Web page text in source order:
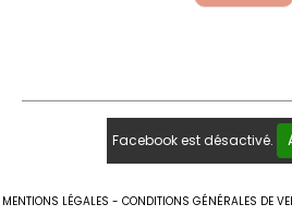
Facebook est désactivé.
MENTIONS LÉGALES CONDITIONS GÉNÉRALES DE